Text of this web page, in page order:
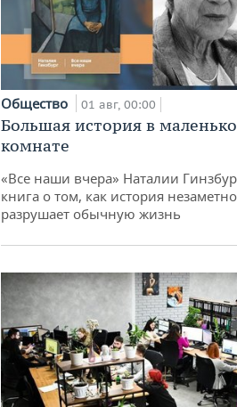
Общество 01 авг, 00:00
Большая история в
комнате
«Все наши вчера» Наталии
книга о том, как история незаметно
разрушает обычную жизнь